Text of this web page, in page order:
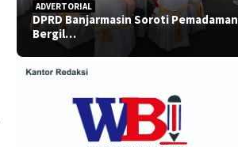
ADVERTORIAL
DPRD Banjarmasin Soroti Pemadaman
Bergil…